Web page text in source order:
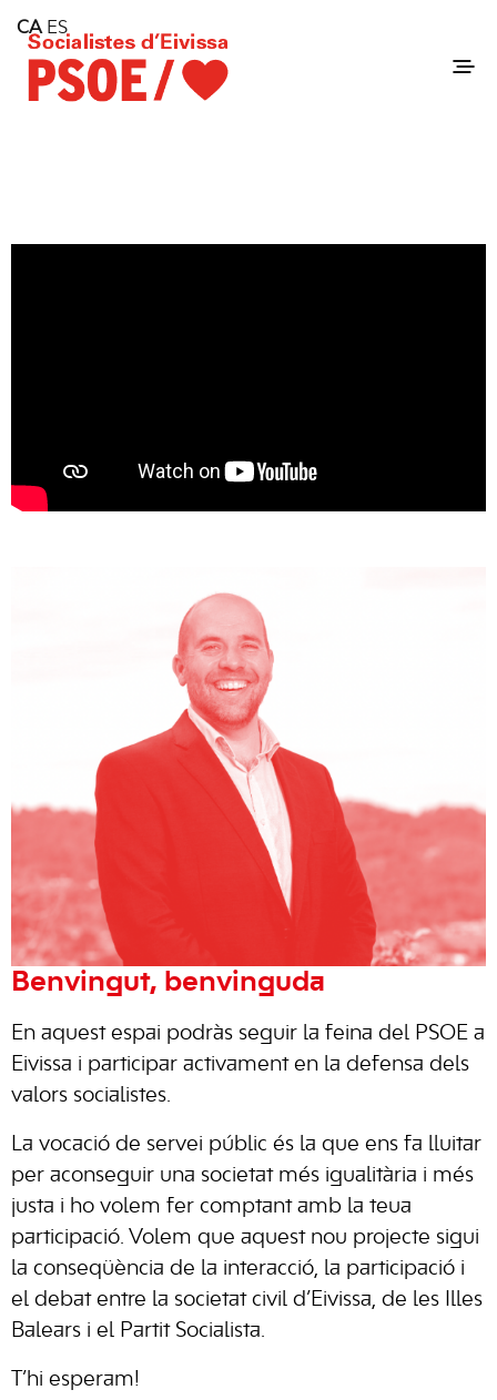
Consell Insular d'Eivissa
Services
Contact
Benvingut, benvinguda
En aquest espai podràs seguir la feina del PSOE a
Eivissa i participar activament en la defensa dels
valors socialistes.
La vocació de servei públic és la que ens fa lluitar
per aconseguir una societat més igualitària i més
justa i ho volem fer comptant amb la teua
participació. Volem que aquest nou projecte sigui
la conseqüència de la interacció, la participació i
el debat entre la societat civil d’Eivissa, de les Illes
Balears i el Partit Socialista.
T’hi esperam!
CA ES